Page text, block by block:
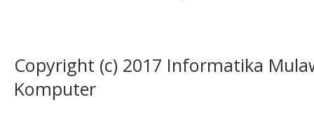
Copyright (c) 2017 Informatika
Komputer